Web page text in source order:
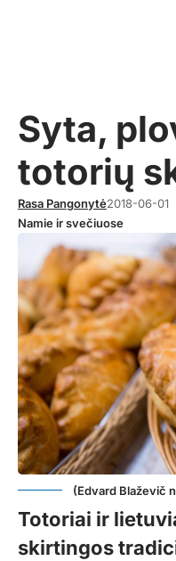
Syta,
totorių
Rasa Pangonytė2018-06-01
Namie ir svečiuose
(Edvard Blaževič
Totoriai ir
skirtingos